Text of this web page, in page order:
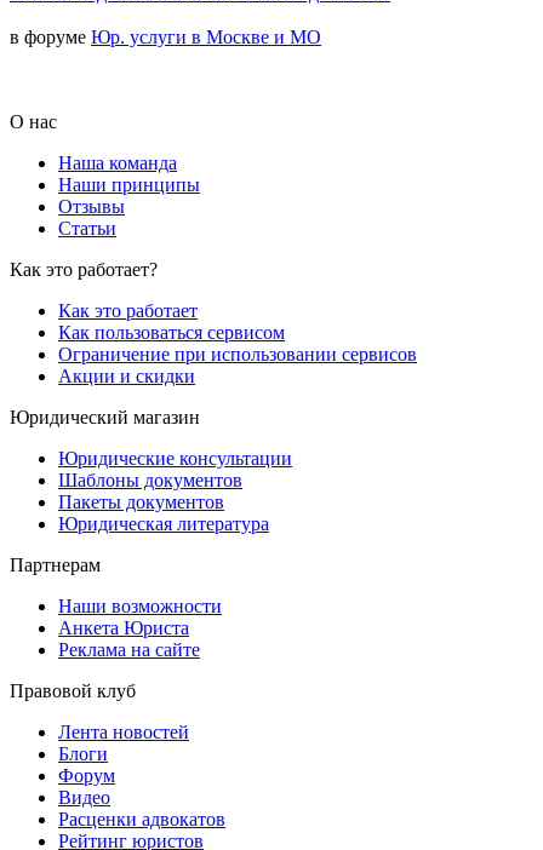
в форуме Юр. услуги в Москве и МО
О нас
Наша команда
Наши принципы
Отзывы
Статьи
Как это работает?
Как это работает
Как пользоваться сервисом
Ограничение при использовании сервисов
Акции и скидки
Юридический магазин
Юридические консультации
Шаблоны документов
Пакеты документов
Юридическая литература
Партнерам
Наши возможности
Анкета Юриста
Реклама на сайте
Правовой клуб
Лента новостей
Блоги
Форум
Видео
Расценки адвокатов
Рейтинг юристов